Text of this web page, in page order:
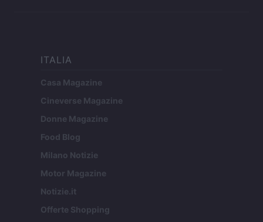
ITALIA
Casa Magazine
Cineverse Magazine
Donne Magazine
Food Blog
Milano Notizie
Motor Magazine
Notizie.it
Offerte Shopping